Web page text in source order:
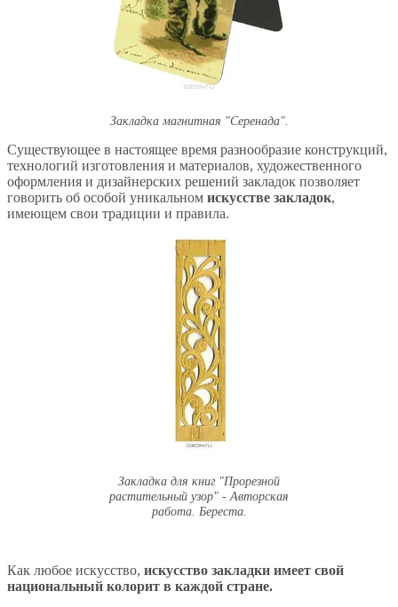
Закладка магнитная "Серенада".
Существующее в настоящее время разнообразие конструкций,
технологий изготовления и материалов, художественного
оформления и дизайнерских решений закладок позволяет
говорить об особой уникальном искусстве закладок,
имеющем свои традиции и правила.
Закладка для книг "Прорезной
растительный узор" - Авторская
работа. Береста.
Как любое искусство, искусство закладки имеет свой
национальный колорит в каждой стране.